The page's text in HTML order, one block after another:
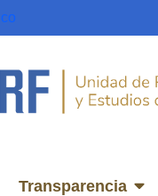
Transparencia